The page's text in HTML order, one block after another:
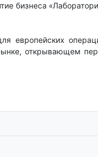
бизнеса
европейских
открывающем